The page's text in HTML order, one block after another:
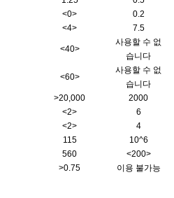
<0>
0.2
<4> 7.5
<40>
사용할 수 없
습니다
<60>
사용할 수 없
습니다
>20,000
2000
<2>
6
<2>
4
115
10^6
560
<200>
>0.75 이용 불가능